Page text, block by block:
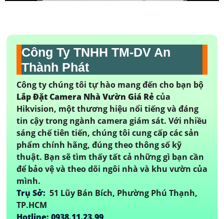
Công Ty TNHH TM-DV An
Thành Phát
Công ty chúng tôi tự hào mang đến cho bạn bộ
Lắp Đặt Camera Nhà Vườn Giá Rẻcủa
Hikvision, một thương hiệu nổi tiếng và đáng
tin cậy trong ngành camera giám sát. Với nhiều
sáng chế tiên tiến, chúng tôi cung cấp các sản
phẩm chính hãng, đúng theo thông số kỹ
thuật. Bạn sẽ tìm thấy tất cả những gì bạn cần
để bảo vệ và theo dõi ngôi nhà và khu vườn của
mình.
Trụ Sở: 51 Lũy Bán Bích, Phường Phú Thạnh,
TP.HCM